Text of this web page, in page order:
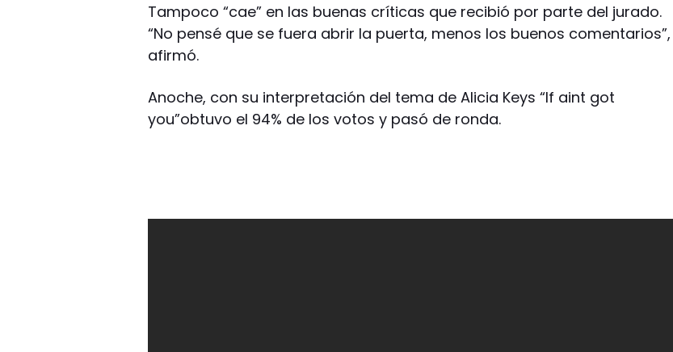
Tampoco “cae” en las buenas críticas que recibió por parte del jurado.
“No pensé que se fuera abrir la puerta, menos los buenos comentarios”,
afirmó.
Anoche, con su interpretación del tema de Alicia Keys “If aint got
you”obtuvo el 94% de los votos y pasó de ronda.